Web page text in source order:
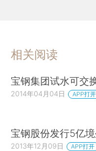
相关阅读
宝钢集团试水可交
2014年04月04日 APP打开
宝钢股份发行5亿
2013年12月09日 APP打开